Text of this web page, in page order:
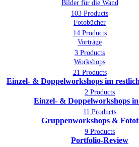
Bilder für die Wand
103 Products
Fotobücher
14 Products
Vorträge
3 Products
Workshops
21 Products
Einzel- & Doppelworkshops im
2 Products
Einzel- & Doppelworkshops
11 Products
Gruppenworkshops &
9 Products
Portfolio-Review